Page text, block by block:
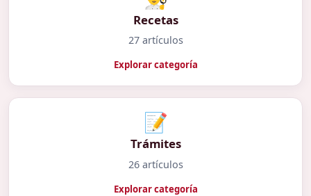
Recetas
27 artículos
Explorar categoría
📝
Trámites
26 artículos
Explorar categoría